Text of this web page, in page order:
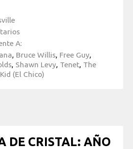
A:
, Bruce Willis, Free Guy,
, Shawn Levy, Tenet, The
(El Chico)
DE CRISTAL: AÑO